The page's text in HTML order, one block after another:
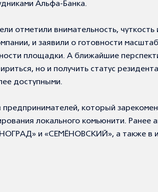
Альфа-Банка.
отметили внимательность, чуткость
и заявили о готовности
площадки. А ближайшие
но и получить статус
доступными.
который
локального комьюнити. Ранее
и «СЕМЁНОВСКИЙ», а также в